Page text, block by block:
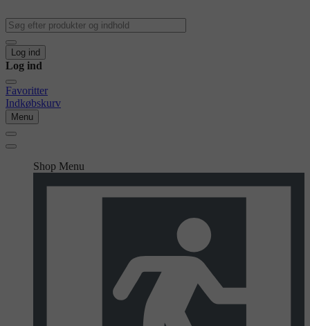
Log ind
Log ind
Favoritter
Indkøbskurv
Menu
Shop Menu